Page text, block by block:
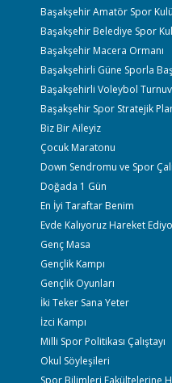
Başakşehir Amatör Spor
Başakşehir Belediye Spor
Başakşehir Macera Ormanı
Başakşehirli Güne Sporla
Başakşehirli Voleybol
Başakşehir Spor Stratejik
Biz Bir Aileyiz
Çocuk Maratonu
Down Sendromu ve Spor
Doğada 1 Gün
En İyi Taraftar Benim
Evde Kalıyoruz Hareket
Genç Masa
Gençlik Kampı
Gençlik Oyunları
İki Teker Sana Yeter
İzci Kampı
Milli Spor Politikası Çalıştayı
Okul Söyleşileri
Spor Bilimleri Fakültelerine